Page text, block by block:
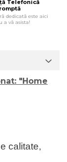
Telefonică
dedicată este aici
a vă asista!
"Home
calitate,